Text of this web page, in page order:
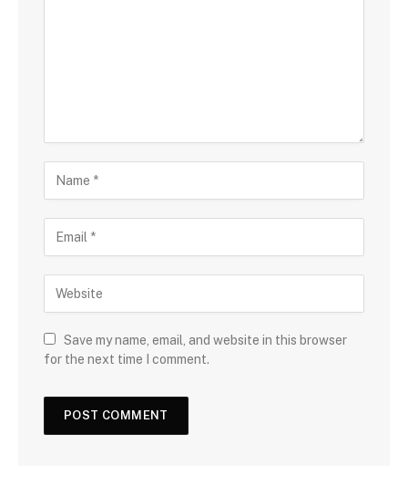
Save my name, email, and website in this browser
for the next time I comment.